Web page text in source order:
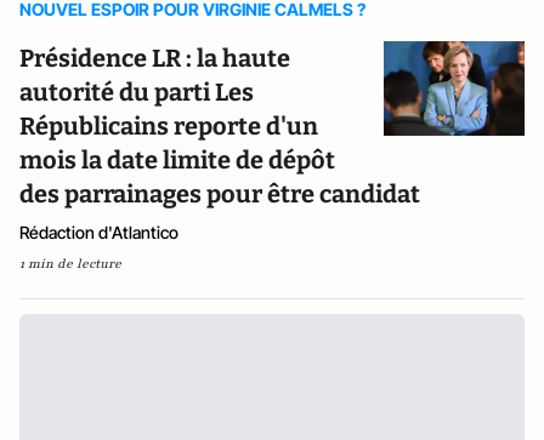
NOUVEL ESPOIR POUR VIRGINIE CALMELS ?
Présidence LR : la haute
autorité du parti Les
Républicains reporte d'un
mois la date limite de dépôt
des parrainages pour être candidat
Rédaction d'Atlantico
1 min de lecture